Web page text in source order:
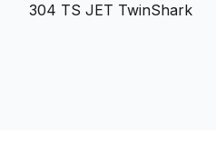
304 TS JET TwinShark